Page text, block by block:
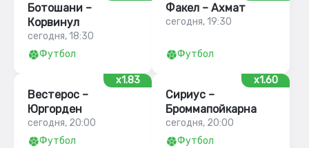
Ботошани –
Корвинул
сегодня, 18:30
Футбол
Факел – Ахмат
сегодня, 19:30
Футбол
x1.83
Вестерос –
Юргорден
сегодня, 20:00
Футбол
x1.60
Сириус –
Броммапойкарна
сегодня, 20:00
Футбол